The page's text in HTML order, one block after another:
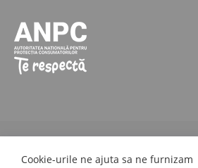
textele si continutul sunt proprietatea legala
Cookie-urile ne ajuta sa ne furnizam